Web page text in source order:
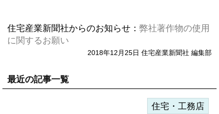
住宅産業新聞社からのお知らせ： 弊社著作物の使用
に関するお願い
2018年12月25日 住宅産業新聞社 編集部
最近の記事一覧
住宅・工務店